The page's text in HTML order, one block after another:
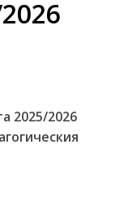
2025/2026